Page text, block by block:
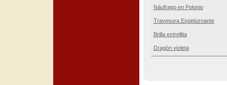
Náufrago en Polonio
Travesura Espeluznante
Brilla estrellita
Dragón violeta